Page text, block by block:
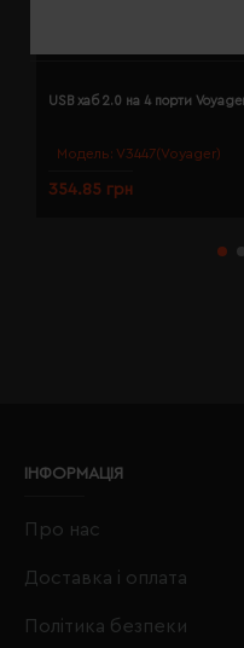
Модель: V3447(Voyager)
USB хаб 2.0 на 4 порти
354.85 грн
ІНФОРМАЦІЯ
Про нас
Доставка і оплата
Політика безпеки